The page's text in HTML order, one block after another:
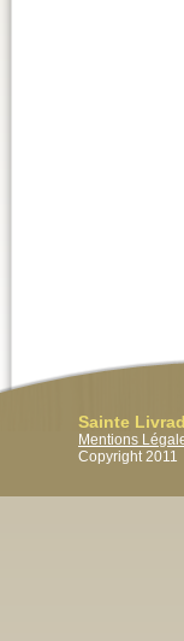
Sainte
Mentions
Copyright 2011